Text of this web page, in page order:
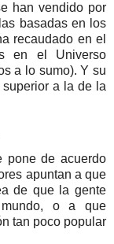
han vendido por
basadas en los
recaudado en el
en el Universo
a lo sumo). Y su
a la de la
pone de acuerdo
apuntan a que
de que la gente
o a que
tan poco popular